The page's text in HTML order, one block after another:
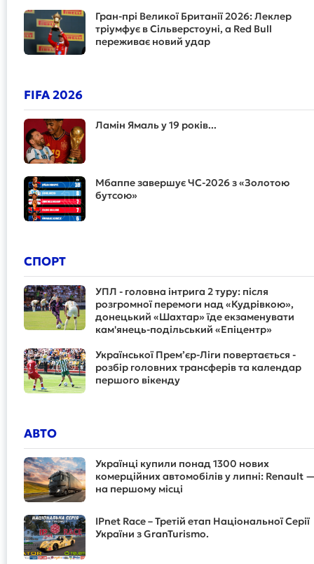
Гран-прі Великої Британії 2026: Леклер
тріумфує в Сільверстоуні, а Red Bull
переживає новий удар
FIFA 2026
Ламін Ямаль у 19 років...
Мбаппе завершує ЧС-2026 з «Золотою
бутсою»
СПОРТ
УПЛ - головна інтрига 2 туру: після
розгромної перемоги над «Кудрівкою»,
донецький «Шахтар» їде екзаменувати
кам'янець-подільський «Епіцентр»
Української Прем’єр-Ліги повертається -
розбір головних трансферів та календар
першого вікенду
АВТО
Українці купили понад 1300 нових
комерційних автомобілів у липні: Renault
на першому місці
IPnet Race – Третій етап Національної Серії
України з GranTurismo.